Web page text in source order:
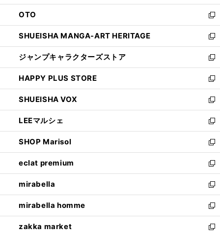
ウ
で
開
く
ン
ド
ウ
で
開
く
OTO
新
し
い
ウ
ィ
ン
ド
ウ
で
開
く
SHUEISHA MANGA-ART HERITAGE
新
し
い
ウ
ィ
ン
ド
ウ
で
開
く
ジャンプキャラクターズストア
新
し
い
ウ
ィ
ン
ド
ウ
で
開
く
HAPPY PLUS STORE
新
し
い
ウ
ィ
ン
ド
ウ
で
開
く
SHUEISHA VOX
新
し
い
ウ
ィ
ン
ド
ウ
で
開
く
LEEマルシェ
新
し
い
ウ
ィ
ン
ド
ウ
で
開
く
SHOP Marisol
新
し
い
ウ
ィ
ン
ド
ウ
で
eclat premium
新
し
い
ウ
ィ
ン
ド
mirabella
新
し
い
ウ
ィ
mirabella homme
新
し
い
zakka market
新